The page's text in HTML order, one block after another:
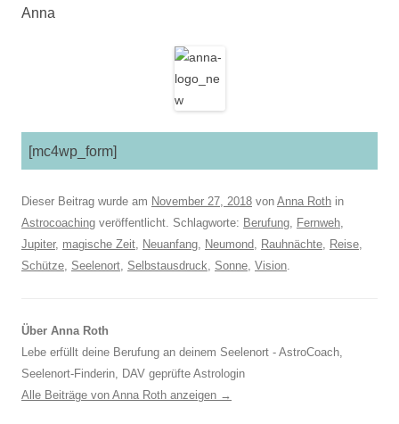
Anna
[mc4wp_form]
Dieser Beitrag wurde am November 27, 2018 von Anna Roth in
Astrocoaching veröffentlicht. Schlagworte: Berufung, Fernweh,
Jupiter, magische Zeit, Neuanfang, Neumond, Rauhnächte, Reise,
Schütze, Seelenort, Selbstausdruck, Sonne, Vision.
Über Anna Roth
Lebe erfüllt deine Berufung an deinem Seelenort - AstroCoach,
Seelenort-Finderin, DAV geprüfte Astrologin
Alle Beiträge von Anna Roth anzeigen →